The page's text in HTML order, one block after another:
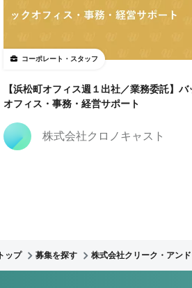
コーポレート・スタッフ
【浜松町オフィス週１出社／業務委託】バ
オフィス・事務・経営サポート
株式会社クロノキャスト
トップ 募集を探す 株式会社クリーク・アン